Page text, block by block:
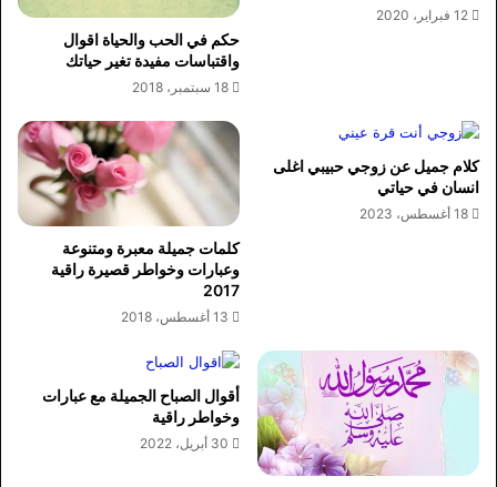
12 فبراير، 2020
حكم في الحب والحياة اقوال
واقتباسات مفيدة تغير حياتك
18 سبتمبر، 2018
كلام جميل عن زوجي حبيبي اغلى
انسان في حياتي
18 أغسطس، 2023
كلمات جميلة معبرة ومتنوعة
وعبارات وخواطر قصيرة راقية
2017
13 أغسطس، 2018
أقوال الصباح الجميلة مع عبارات
وخواطر راقية
30 أبريل، 2022